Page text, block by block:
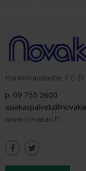
Harkkoraudantie 7 C-
p. 09 755 2600
www.novakari.fi